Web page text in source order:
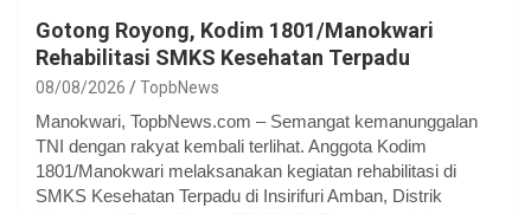
Gotong Royong, Kodim 1801/Manokwari
Rehabilitasi SMKS Kesehatan Terpadu
08/08/2026 TopbNews
Manokwari, TopbNews.com – Semangat kemanunggalan
TNI dengan rakyat kembali terlihat. Anggota Kodim
1801/Manokwari melaksanakan kegiatan rehabilitasi di
SMKS Kesehatan Terpadu di Insirifuri Amban, Distrik